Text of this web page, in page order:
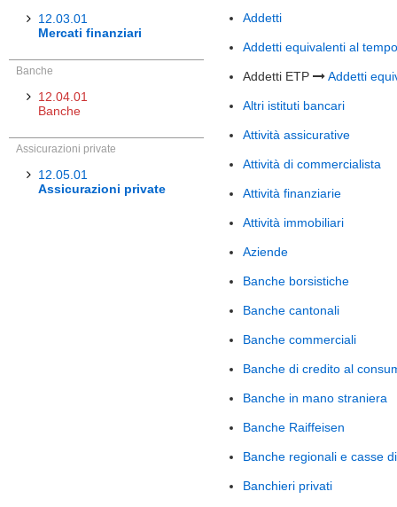
12.03.01
Mercati finanziari
Banche
12.04.01
Banche
Assicurazioni private
12.05.01
Assicurazioni private
Addetti
Addetti equivalenti al
Addetti ETP Addetti
Altri istituti bancari
Attività assicurative
Attività di commercialista
Attività finanziarie
Attività immobiliari
Aziende
Banche borsistiche
Banche cantonali
Banche commerciali
Banche di credito al
Banche in mano straniera
Banche Raiffeisen
Banche regionali e casse
Banchieri privati